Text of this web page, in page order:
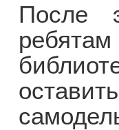
После